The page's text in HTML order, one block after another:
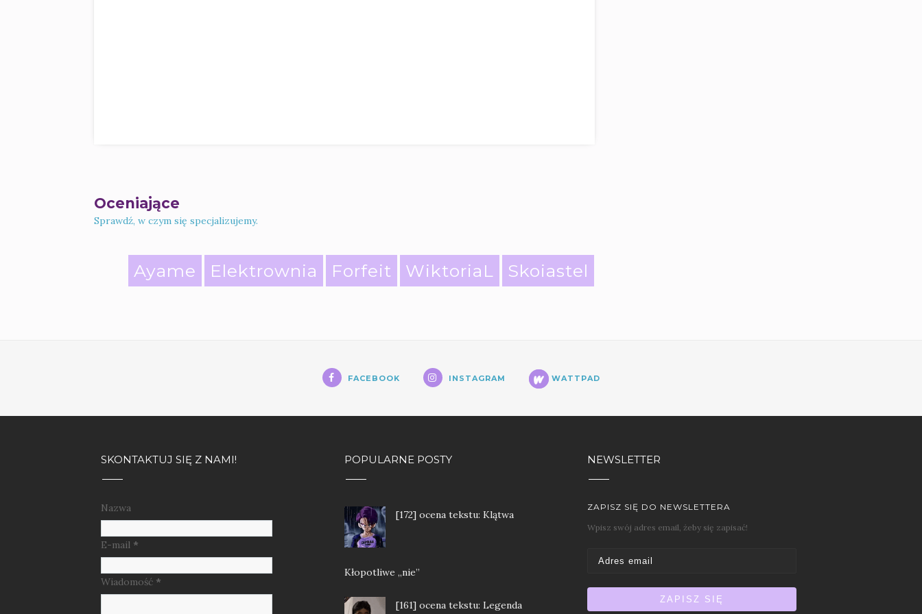
Oceniające
Sprawdź, w czym się specjalizujemy.
Ayame Elektrownia Forfeit WiktoriaL Skoiastel
FACEBOOK INSTAGRAM WATTPAD
SKONTAKTUJ SIĘ Z NAMI!
Nazwa
E-mail *
Wiadomość *
POPULARNE POSTY
[172] ocena tekstu: Klątwa
Kłopotliwe „nie”
[161] ocena tekstu: Legenda
NEWSLETTER
ZAPISZ SIĘ DO NEWSLETTERA
Wpisz swój adres email, żeby się zapisać!